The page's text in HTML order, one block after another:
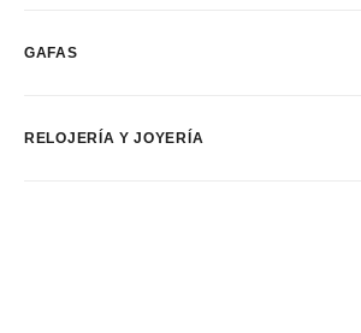
GAFAS
RELOJERÍA Y JOYERÍA